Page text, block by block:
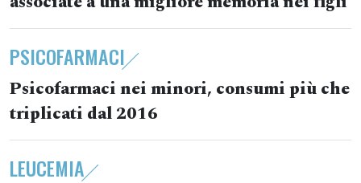
PSICOFARMACI
Psicofarmaci nei minori, consumi più che
triplicati dal 2016
LEUCEMIA